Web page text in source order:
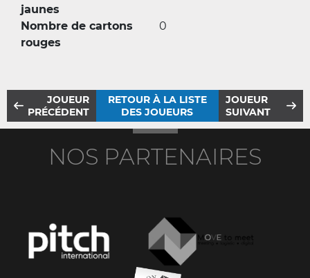
jaunes
Nombre de cartons
rouges
0
JOUEUR
PRÉCÉDENT
RETOUR À LA LISTE
DES JOUEURS
JOUEUR
SUIVANT
NOS PARTENAIRES